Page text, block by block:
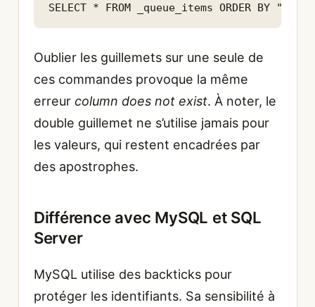
SELECT * FROM _queue_items ORDER BY
Oublier les guillemets sur une seule de
ces commandes provoque la même
erreur column does not exist. À noter, le
double guillemet ne s’utilise jamais pour
les valeurs, qui restent encadrées par
des apostrophes.
Différence avec MySQL et SQL
Server
MySQL utilise des backticks pour
protéger les identifiants. Sa sensibilité à